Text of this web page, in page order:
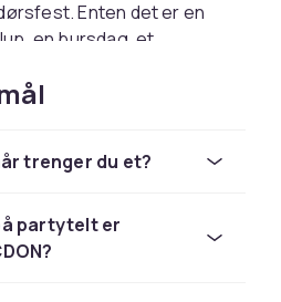
Enten det er en
en bursdag, et
og struktur. Det
samlingspunkt hvor
som passer til
trenger du et?
partytelt er